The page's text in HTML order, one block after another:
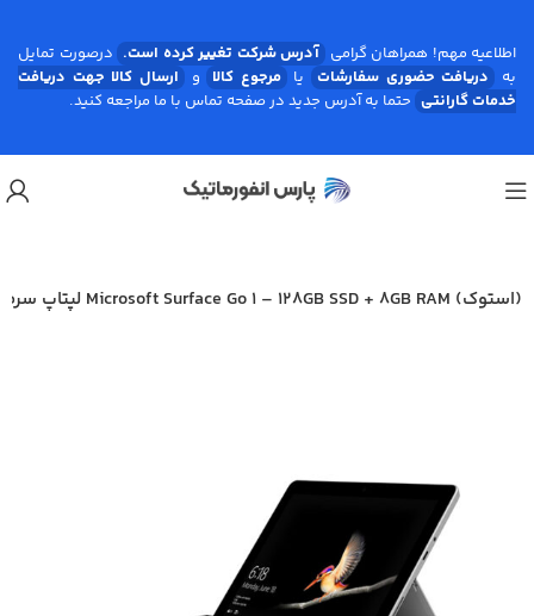
لپتاپ سرفیس Microsoft Surface Go 1 – 128GB SSD + 8GB RAM (استوک)
اطلاعیه مهم! همراهان گرامی آدرس شرکت تغییر کرده است. درصورت تمایل
به
دریافت حضوری سفارشات یا مرجوع کالا و ارسال کالا جهت دریافت
خدمات گارانتی حتما به آدرس جدید در صفحه تماس با ما مراجعه کنید.